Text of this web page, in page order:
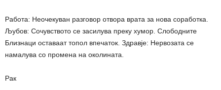
Работа: Неочекуван разговор отвора врата за нова соработка.
Љубов: Сочувството се засилува преку хумор. Слободните
Близнаци оставаат топол впечаток. Здравје: Нервозата се
намалува со промена на околината.
Рак